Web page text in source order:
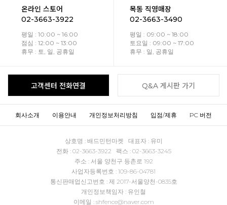
온라인 스토어
02-3663-3922
평일 : 10:00 ~ 16:00
점심 : 12:00 ~ 13:00
휴무 : 토, 일, 공휴일
목동 직영매장
02-3663-3490
평일 : 09:00 ~ 18:00
토요일 : 09:00 ~ 17:00
휴무 : 일, 공휴일
고객센터 전화연결 Q&A 게시판 가기
회사소개 이용안내 개인정보처리방침 입점/제휴 PC 버전
상호명 : 배드민턴마켓 대표자 : 유미
전화 : 02-3663-3922 팩스 : 02-3663-3245
주소 : 서울 양천구 등촌로 192
사업자등록번호 : 109-86-04781
통신판매업신고번호 : 제 2017-서울양천-0835호
개인정보책임자 : 유인철
이메일 : shfence@naver.com